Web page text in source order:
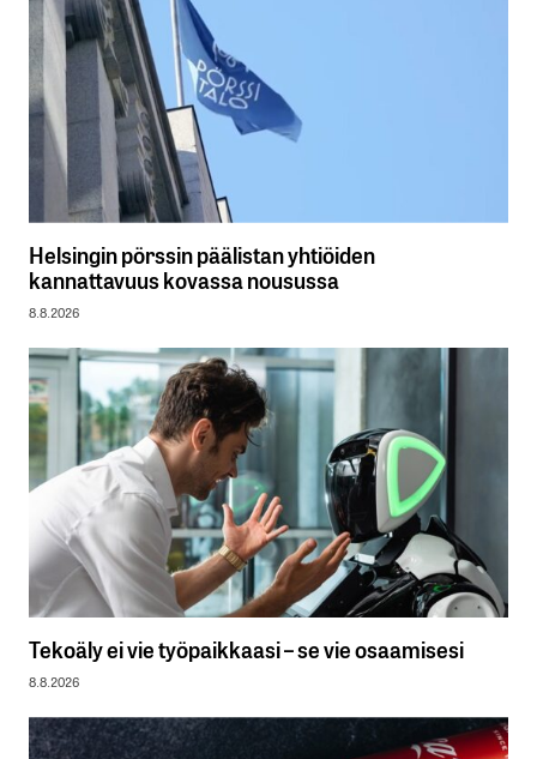
Helsingin pörssin päälistan yhtiöiden
kannattavuus kovassa nousussa
8.8.2026
Tekoäly ei vie työpaikkaasi – se vie osaamisesi
8.8.2026